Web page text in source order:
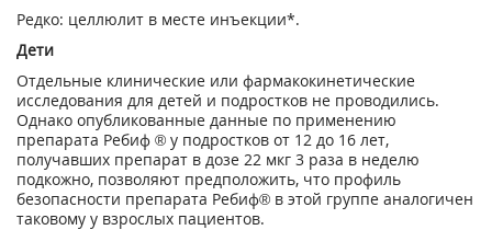
Редко: целлюлит в месте инъекции*.
Дети
Отдельные клинические или фармакокинетические
исследования для детей и подростков не проводились.
Однако опубликованные данные по применению
препарата Ребиф ® у подростков от 12 до 16 лет,
получавших препарат в дозе 22 мкг 3 раза в неделю
подкожно, позволяют предположить, что профиль
безопасности препарата Ребиф® в этой группе аналогичен
таковому у взрослых пациентов.